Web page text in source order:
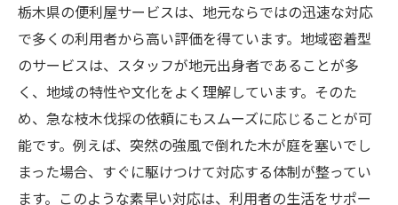
栃木県の便利屋サービスは、地元ならではの迅速な対応
で多くの利用者から高い評価を得ています。地域密着型
のサービスは、スタッフが地元出身者であることが多
く、地域の特性や文化をよく理解しています。そのた
め、急な枝木伐採の依頼にもスムーズに応じることが可
能です。例えば、突然の強風で倒れた木が庭を塞いでし
まった場合、すぐに駆けつけて対応する体制が整ってい
ます。このような素早い対応は、利用者の生活をサポー